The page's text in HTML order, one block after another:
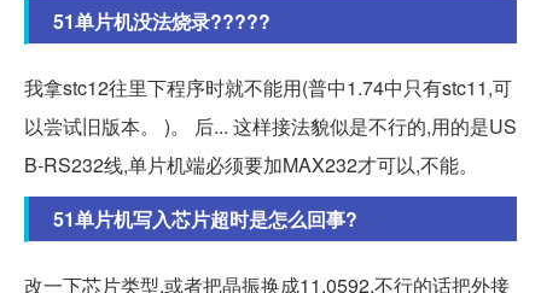
51单片机没法烧录?????
我拿stc12往里下程序时就不能用(普中1.74中只有stc11,可
以尝试旧版本。 )。 后... 这样接法貌似是不行的,用的是US
B-RS232线,单片机端必须要加MAX232才可以,不能。
51单片机写入芯片超时是怎么回事?
改一下芯片类型,或者把晶振换成11.0592,不行的话把外接